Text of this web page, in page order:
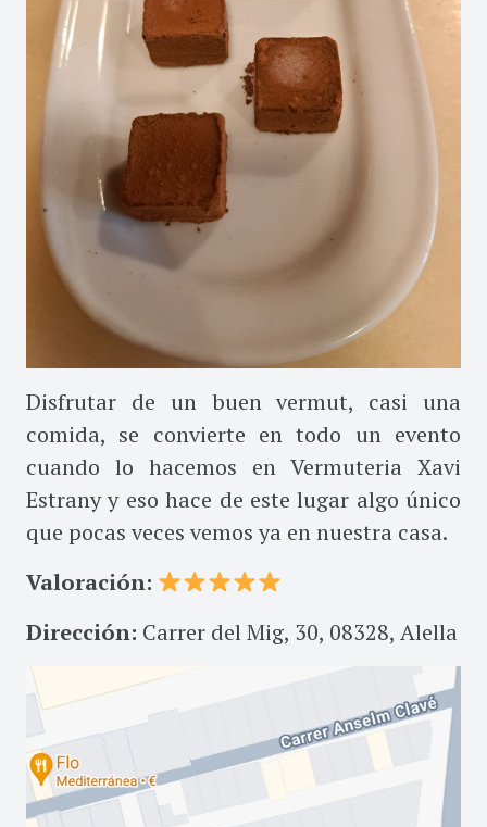
Disfrutar de un buen vermut, casi una
comida, se convierte en todo un evento
cuando lo hacemos en Vermuteria Xavi
Estrany y eso hace de este lugar algo único
que pocas veces vemos ya en nuestra casa.
Valoración:
Dirección: Carrer del Mig, 30, 08328, Alella